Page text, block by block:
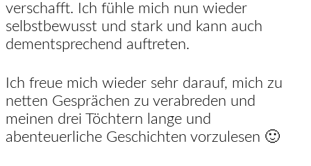
verschafft. Ich fühle mich nun wieder
selbstbewusst und stark und kann auch
dementsprechend auftreten.
Ich freue mich wieder sehr darauf, mich zu
netten Gesprächen zu verabreden und
meinen drei Töchtern lange und
abenteuerliche Geschichten vorzulesen 🙂